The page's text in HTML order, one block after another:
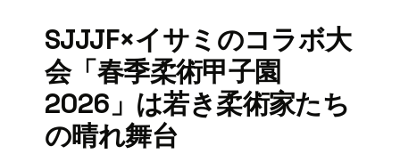
SJJJF×イサミのコラボ大
会「春季柔術甲子園
2026」は若き柔術家たち
の晴れ舞台